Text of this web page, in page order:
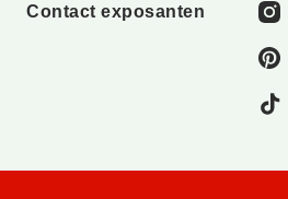
Contact exposanten